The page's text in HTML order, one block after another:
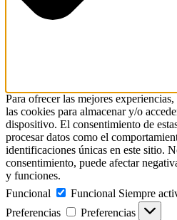
Para ofrecer las mejores
las cookies para almacenar y/o
dispositivo. El consentimiento de
procesar datos como el
identificaciones únicas en este sitio.
consentimiento, puede afectar
y funciones.
Funcional
Funcional Siempre
Preferencias
Preferencias